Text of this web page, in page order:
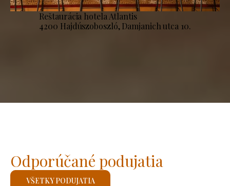
Reštaurácia hotela Atlantis
4200 Hajdúszoboszló, Damjanich utca 10.
Odporúčané podujatia
VŠETKY PODUJATIA